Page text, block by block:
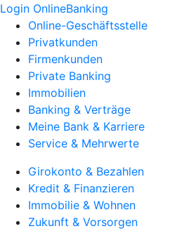
Login OnlineBanking
Online-Geschäftsstelle
Privatkunden
Firmenkunden
Private Banking
Immobilien
Banking & Verträge
Meine Bank & Karriere
Service & Mehrwerte
Girokonto & Bezahlen
Kredit & Finanzieren
Immobilie & Wohnen
Zukunft & Vorsorgen